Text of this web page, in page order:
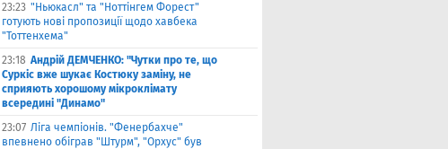
23:23 "Ньюкасл" та "Ноттінгем Форест"
готують нові пропозиції щодо хавбека
"Тоттенхема"
23:18 Андрій ДЕМЧЕНКО: "Чутки про те, що
Суркіс вже шукає Костюку заміну, не
сприяють хорошому мікроклімату
всередині "Динамо"
23:07 Ліга чемпіонів. "Фенербахче"
впевнено обіграв "Штурм", "Орхус" був